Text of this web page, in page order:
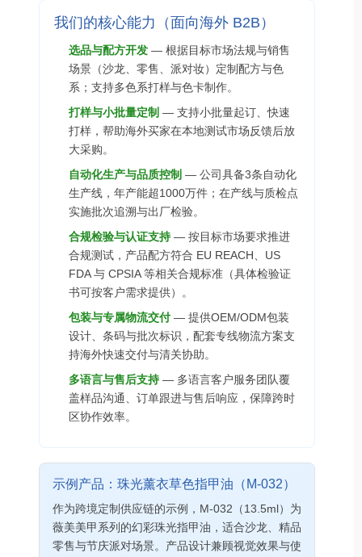
我们的核心能力（面向海外 B2B）
选品与配方开发 — 根据目标市场法规与销售
场景（沙龙、零售、派对妆）定制配方与色
系；支持多色系打样与色卡制作。
打样与小批量定制 — 支持小批量起订、快速
打样，帮助海外买家在本地测试市场反馈后放
大采购。
自动化生产与品质控制 — 公司具备3条自动化
生产线，年产能超1000万件；在产线与质检点
实施批次追溯与出厂检验。
合规检验与认证支持— 按目标市场要求推进
合规测试，产品配方符合 EU REACH、US
FDA 与 CPSIA 等相关合规标准（具体检验证
书可按客户需求提供）。
包装与专属物流交付— 提供OEM/ODM包装
设计、条码与批次标识，配套专线物流方案支
持海外快速交付与清关协助。
多语言与售后支持— 多语言客户服务团队覆
盖样品沟通、订单跟进与售后响应，保障跨时
区协作效率。
示例产品：珠光薰衣草色指甲油（M-032）
作为跨境定制供应链的示例，M-032（13.5ml）为
薇美美甲系列的幻彩珠光指甲油，适合沙龙、精品
零售与节庆派对场景。产品设计兼顾视觉效果与使